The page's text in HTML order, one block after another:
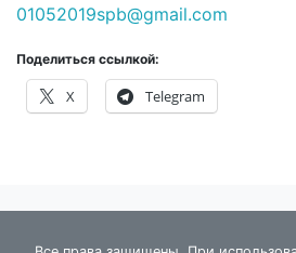
01052019spb@gmail.com
Поделиться ссылкой:
X Telegram